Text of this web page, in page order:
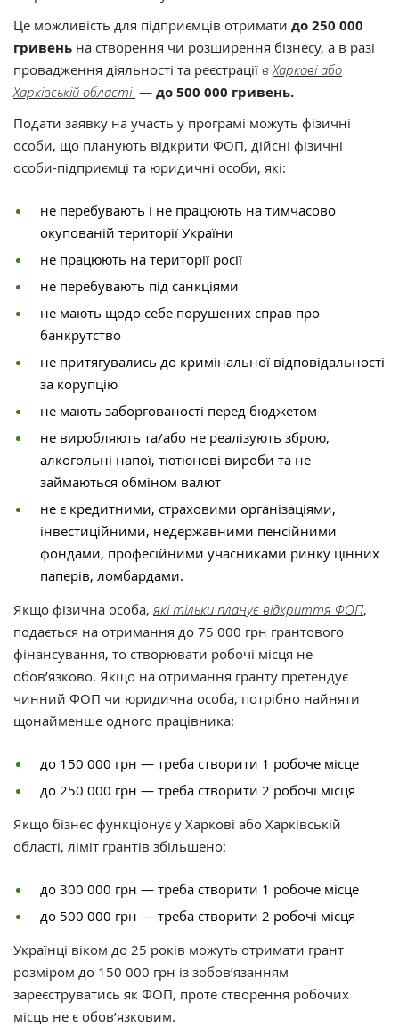
Це можливість для підприємців отримати до 250 000
гривень на створення чи розширення бізнесу, а в разі
провадження діяльності та реєстрації в Харкові або
Харківській області — до 500 000 гривень.
Подати заявку на участь у програмі можуть фізичні
особи, що планують відкрити ФОП, дійсні фізичні
особи-підприємці та юридичні особи, які:
не перебувають і не працюють на тимчасово
окупованій території України
не працюють на території росії
не перебувають під санкціями
не мають щодо себе порушених справ про
банкрутство
не притягувались до кримінальної відповідальності
за корупцію
не мають заборгованості перед бюджетом
не виробляють та/або не реалізують зброю,
алкогольні напої, тютюнові вироби та не
займаються обміном валют
не є кредитними, страховими організаціями,
інвестиційними, недержавними пенсійними
фондами, професійними учасниками ринку цінних
паперів, ломбардами.
Якщо фізична особа, які тільки планує відкриття ФОП,
подається на отримання до 75 000 грн грантового
фінансування, то створювати робочі місця не
обов’язково. Якщо на отримання гранту претендує
чинний ФОП чи юридична особа, потрібно найняти
щонайменше одного працівника:
до 150 000 грн — треба створити 1 робоче місце
до 250 000 грн — треба створити 2 робочі місця
Якщо бізнес функціонує у Харкові або Харківській
області, ліміт грантів збільшено:
до 300 000 грн — треба створити 1 робоче місце
до 500 000 грн — треба створити 2 робочі місця
Українці віком до 25 років можуть отримати грант
розміром до 150 000 грн із зобов’язанням
зареєструватись як ФОП, проте створення робочих
місць не є обов’язковим.